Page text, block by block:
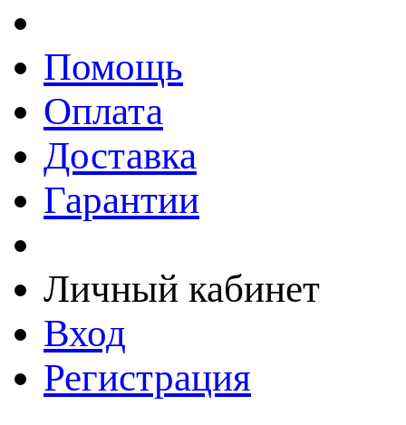
Помощь
Оплата
Доставка
Гарантии
Личный кабинет
Вход
Регистрация